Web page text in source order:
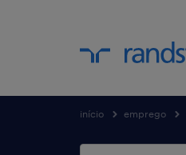
início emprego